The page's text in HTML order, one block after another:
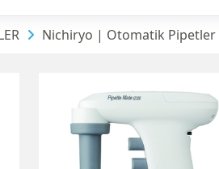
Pipetler
Nichiryo | Otomatik Pipetler